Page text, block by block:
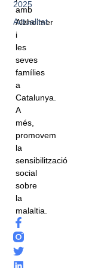
amb
Alzheimer
i
les
seves
famílies
a
Catalunya.
A
més,
promovem
la
sensibilització
social
sobre
la
malaltia.
2025
Actualitat